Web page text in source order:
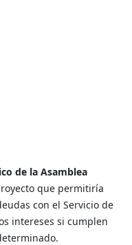
de la Asamblea
que permitiría
con el Servicio de
intereses si cumplen